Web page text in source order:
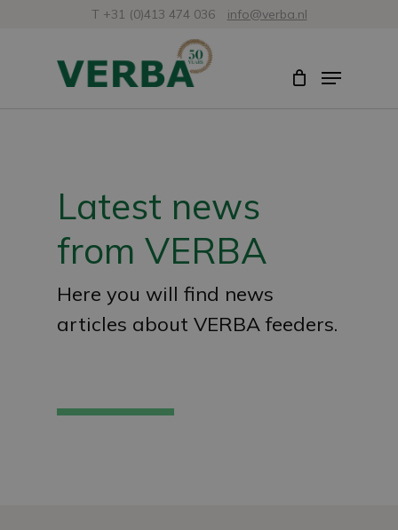
T +31 (0)413 474 036 info@verba.nl
Menu
Latest news
from VERBA
Here you will find news
articles about VERBA feeders.